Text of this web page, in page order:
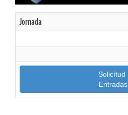
Jornada
Solicítud
Entradas